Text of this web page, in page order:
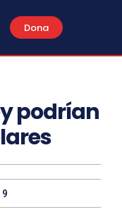
Dona
podrían